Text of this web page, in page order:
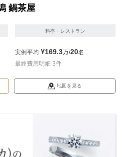
鍋茶屋
料亭・レストラン
実例平均 ¥169.3万/20名
最終費用明細 3件
地図を見る